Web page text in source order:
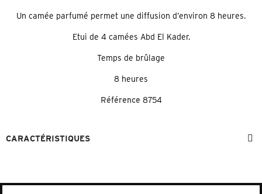
Un camée parfumé permet une diffusion d’environ 8 heures.
Etui de 4 camées Abd El Kader.
Temps de brûlage
8 heures
Référence 8754
CARACTÉRISTIQUES